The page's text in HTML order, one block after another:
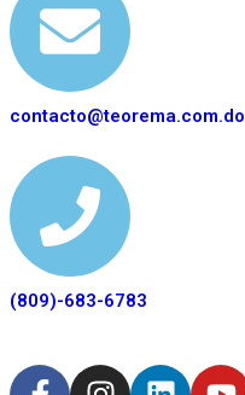
contacto@teorema.com.do
(809)-683-6783